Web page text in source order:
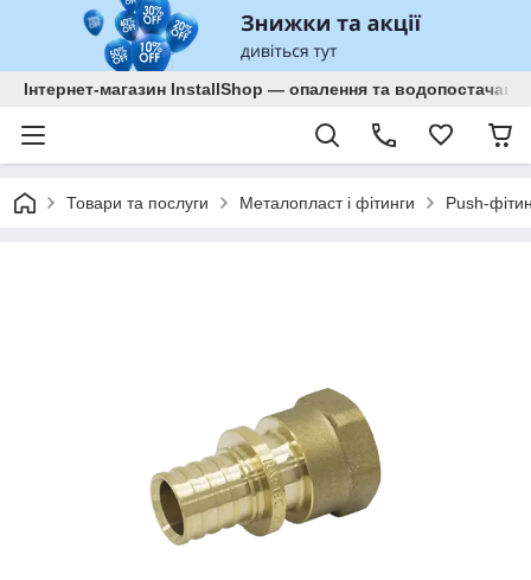
Інтернет-магазин InstallShop — опалення та водопостачання
Товари та послуги Металопласт і фітинги Push-